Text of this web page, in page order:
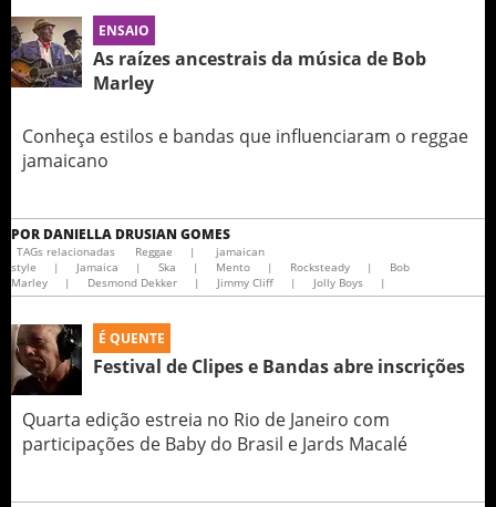
ENSAIO
As raízes ancestrais da música de Bob
Marley
Conheça estilos e bandas que influenciaram o reggae
jamaicano
POR DANIELLA DRUSIAN GOMES
TAGs relacionadas Reggae |
jamaican
style
| Jamaica | Ska | Mento | Rocksteady |
Bob
Marley
| Desmond Dekker | Jimmy Cliff | Jolly Boys |
É QUENTE
Festival de Clipes e Bandas abre inscrições
Quarta edição estreia no Rio de Janeiro com
participações de Baby do Brasil e Jards Macalé